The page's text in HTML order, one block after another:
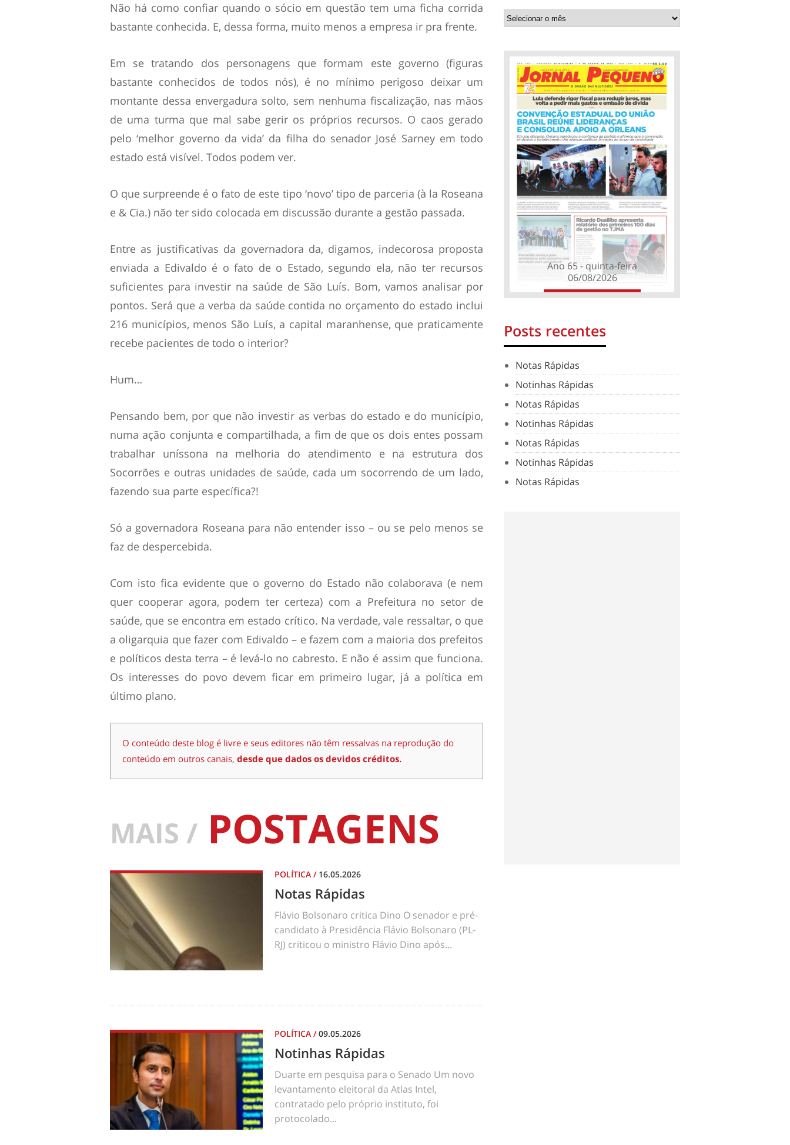
Não há como confiar quando o sócio em questão tem uma ficha corrida
bastante conhecida. E, dessa forma, muito menos a empresa ir pra frente.
Em se tratando dos personagens que formam este governo (figuras
bastante conhecidos de todos nós), é no mínimo perigoso deixar um
montante dessa envergadura solto, sem nenhuma fiscalização, nas mãos
de uma turma que mal sabe gerir os próprios recursos. O caos gerado
pelo ‘melhor governo da vida’ da filha do senador José Sarney em todo
estado está visível. Todos podem ver.
O que surpreende é o fato de este tipo ‘novo’ tipo de parceria (à la Roseana
e & Cia.) não ter sido colocada em discussão durante a gestão passada.
Entre as justificativas da governadora da, digamos, indecorosa proposta
enviada a Edivaldo é o fato de o Estado, segundo ela, não ter recursos
suficientes para investir na saúde de São Luís. Bom, vamos analisar por
pontos. Será que a verba da saúde contida no orçamento do estado inclui
216 municípios, menos São Luís, a capital maranhense, que praticamente
recebe pacientes de todo o interior?
Hum…
Pensando bem, por que não investir as verbas do estado e do município,
numa ação conjunta e compartilhada, a fim de que os dois entes possam
trabalhar uníssona na melhoria do atendimento e na estrutura dos
Socorrões e outras unidades de saúde, cada um socorrendo de um lado,
fazendo sua parte específica?!
Só a governadora Roseana para não entender isso – ou se pelo menos se
faz de despercebida.
Com isto fica evidente que o governo do Estado não colaborava (e nem
quer cooperar agora, podem ter certeza) com a Prefeitura no setor de
saúde, que se encontra em estado crítico. Na verdade, vale ressaltar, o que
a oligarquia que fazer com Edivaldo – e fazem com a maioria dos prefeitos
e políticos desta terra – é levá-lo no cabresto. E não é assim que funciona.
Os interesses do povo devem ficar em primeiro lugar, já a política em
último plano.
O conteúdo deste blog é livre e seus editores não têm ressalvas na reprodução do
conteúdo em outros canais, desde que dados os devidos créditos.
MAIS / POSTAGENS
POLÍTICA / 16.05.2026
Notas Rápidas
Flávio Bolsonaro critica Dino O senador e pré-
candidato à Presidência Flávio Bolsonaro (PL-
RJ) criticou o ministro Flávio Dino após...
POLÍTICA /09.05.2026
Notinhas Rápidas
Duarte em pesquisa para o Senado Um novo
levantamento eleitoral da Atlas Intel,
contratado pelo próprio instituto, foi
protocolado...
Ano 65 - quinta-feira
06/08/2026
Posts recentes
Notas Rápidas
Notinhas Rápidas
Notas Rápidas
Notinhas Rápidas
Notas Rápidas
Notinhas Rápidas
Notas Rápidas